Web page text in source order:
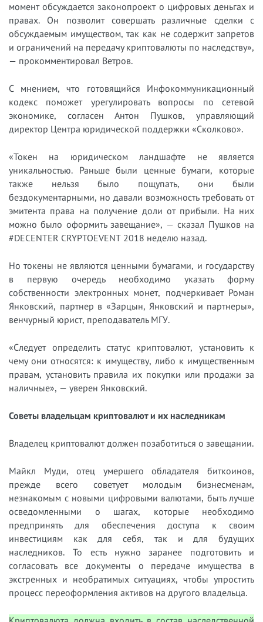
момент обсуждается законопроект о цифровых деньгах и
правах. Он позволит совершать различные сделки с
обсуждаемым имуществом, так как не содержит запретов
и ограничений на передачу криптовалюты по наследству»,
— прокомментировал Ветров.
С мнением, что готовящийся Инфокоммуникационный
кодекс поможет урегулировать вопросы по сетевой
экономике, согласен Антон Пушков, управляющий
директор Центра юридической поддержки «Сколково».
«Токен на юридическом ландшафте не является
уникальностью. Раньше были ценные бумаги, которые
также нельзя было пощупать, они были
бездокументарными, но давали возможность требовать от
эмитента права на получение доли от прибыли. На них
можно было оформить завещание», — сказал Пушков на
#DECENTER CRYPTOEVENT 2018 неделю назад.
Но токены не являются ценными бумагами, и государству
в первую очередь необходимо указать форму
собственности электронных монет, подчеркивает Роман
Янковский, партнер в «Зарцын, Янковский и партнеры»,
венчурный юрист, преподаватель МГУ.
«Следует определить статус криптовалют, установить к
чему они относятся: к имуществу, либо к имущественным
правам, установить правила их покупки или продажи за
наличные», — уверен Янковский.
Советы владельцам криптовалют и их наследникам
Владелец криптовалют должен позаботиться о завещании.
Майкл Муди, отец умершего обладателя биткоинов,
прежде всего советует молодым бизнесменам,
незнакомым с новыми цифровыми валютами, быть лучше
осведомленными о шагах, которые необходимо
предпринять для обеспечения доступа к своим
инвестициям как для себя, так и для будущих
наследников. То есть нужно заранее подготовить и
согласовать все документы о передаче имущества в
экстренных и необратимых ситуациях, чтобы упростить
процесс переоформления активов на другого владельца.